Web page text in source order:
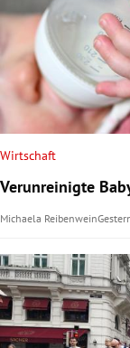
Wirtschaft
Verunreinigte
Michaela Reibenwein